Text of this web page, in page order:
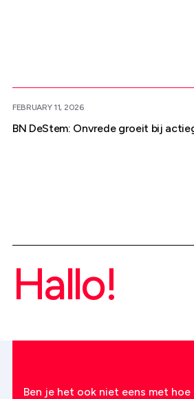
FEBRUARY 11, 2026
BN DeStem: Onvrede groeit bij
Hallo!
Ben je het ook niet eens met hoe